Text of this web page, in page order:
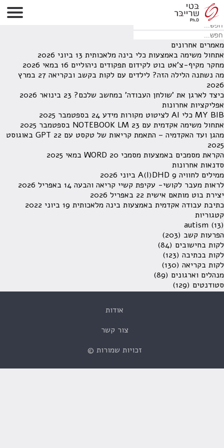
לא נמצאו תוצאות תחת קטגוריה זו.
מחפש משהו מסויים? השתמש בחיפוש
מאמרים אחרונים
אתחול משימה באמצעות כלי בינה מלאכותית 13 ביוני 2026
מחקר מקיף-צ'אט בוט לקידום תפקודים ניהוליים 16 במאי 2026
מה נשתנה הלילה הזה? לילדים עם לקות בקשב ובקריאה
27 במרץ
2026
כיצד לארגן את 'שולחן העבודה' במחשב שלכם? 23 בינואר 2026
אפליקציות אחרונות
MY BIB כלי AI לציטוט מקורות מידע
24 בספטמבר 2025
אתחול משימה אקדמית עם NOTEBOOK LM 23 בספטמבר 2025
מהגן ועד האקדמיה – התאמת קריאות של טקסט עם GPT
22 באוגוסט
2025
הקראת מסמכים באמצעות מסמכי WORD 20 במאי 2025
סדנאות אחרונות
ממילים לחוויה A(I)DHD 9 ביוני 2026
לראות מעבר לקושי- עקיפת קשיי קריאה והבעה 14 באפריל 2026
יצירת בוט מותאם אישית 22 באפריל 2026
כתיבת עבודה אקדמית באמצעות בינה מלאכותית 19 ביוני 2022
קטגוריות
autism (13)
הפרעות קשב (203)
לקות בחישובים (84)
לקות בכתיבה (123)
לקות בקריאה (130)
מנהלים וארגונים (89)
סטודנטים (129)
אודות
צור קשר
זכויות שמורות ©